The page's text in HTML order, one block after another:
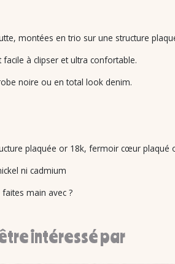
montées en trio sur une structure
à clipser et ultra confortable.
noire ou en total look denim.
plaquée or 18k, fermoir cœur plaqué
ni cadmium
main avec ?
intéressé par